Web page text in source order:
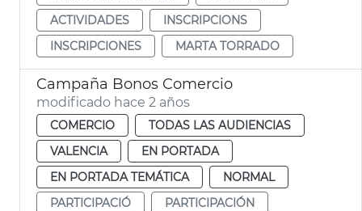
ACTIVIDADES
INSCRIPCIONS
INSCRIPCIONES
MARTA TORRADO
Campaña Bonos Comercio
modificado hace 2 años
COMERCIO
TODAS LAS AUDIENCIAS
VALENCIA
EN PORTADA
EN PORTADA TEMÁTICA
NORMAL
PARTICIPACIÓ
PARTICIPACIÓN